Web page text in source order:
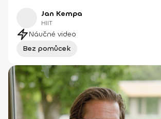
Jan Kempa
HIIT
Náučné video
Bez pomůcek